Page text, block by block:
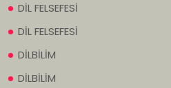
DİL FELSEFESİ
DİL FELSEFESİ
DİLBİLİM
DİLBİLİM